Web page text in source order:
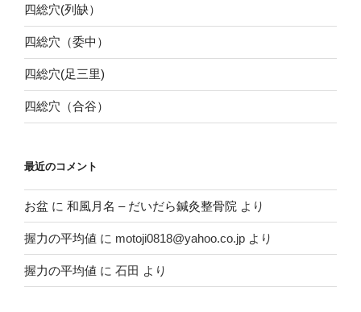
四総穴(列缺）
四総穴（委中）
四総穴(足三里)
四総穴（合谷）
最近のコメント
お盆 に 和風月名 – だいだら鍼灸整骨院 より
握力の平均値 に motoji0818@yahoo.co.jp より
握力の平均値 に 石田 より